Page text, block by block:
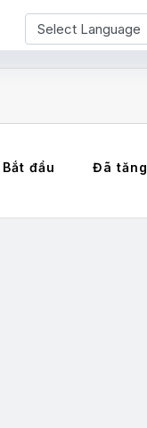
Powered by
Bắt đầu Đã tăng